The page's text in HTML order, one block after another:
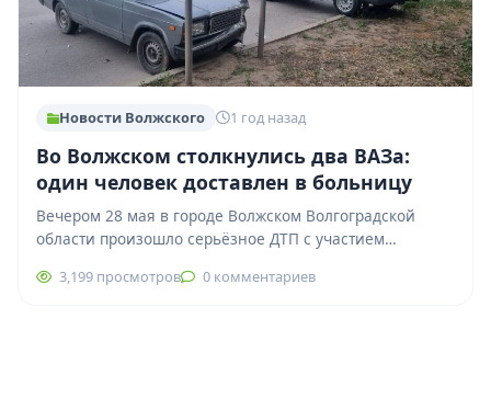
Новости Волжского 1 год назад
Во Волжском столкнулись два ВАЗа:
один человек доставлен в больницу
Вечером 28 мая в городе Волжском Волгоградской
области произошло серьёзное ДТП с участием
информации, около 17:05…
3,199 просмотров 0 комментариев